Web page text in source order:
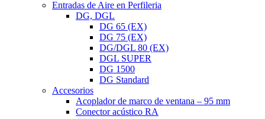
Entradas de Aire en Perfileria
DG, DGL
DG 65 (EX)
DG 75 (EX)
DG/DGL 80 (EX)
DGL SUPER
DG 1500
DG Standard
Accesorios
Acoplador de marco de ventana – 95 mm
Conector acústico RA